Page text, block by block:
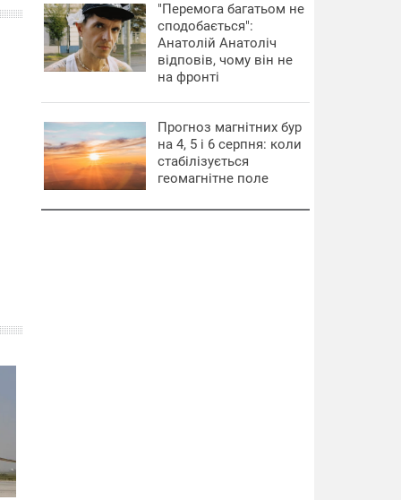
"Перемога багатьом не
сподобається":
Анатолій Анатоліч
відповів, чому він не
на фронті
Прогноз магнітних бур
на 4, 5 і 6 серпня: коли
стабілізується
геомагнітне поле